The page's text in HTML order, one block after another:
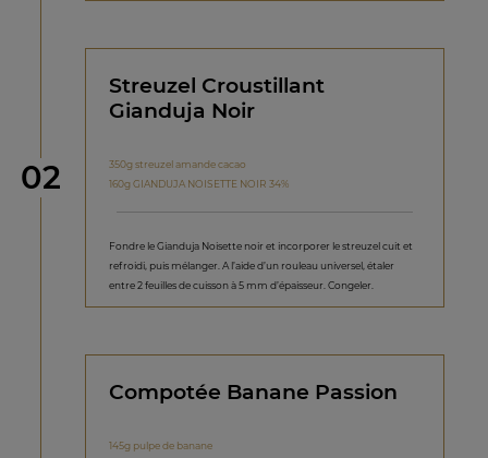
étape
02
Streuzel Croustillant
Gianduja Noir
350g streuzel amande cacao
160g GIANDUJA NOISETTE NOIR 34%
Fondre le Gianduja Noisette noir et incorporer le streuzel cuit et
refroidi, puis mélanger. A l’aide d’un rouleau universel, étaler
entre 2 feuilles de cuisson à 5 mm d’épaisseur. Congeler.
Compotée Banane Passion
145g pulpe de banane